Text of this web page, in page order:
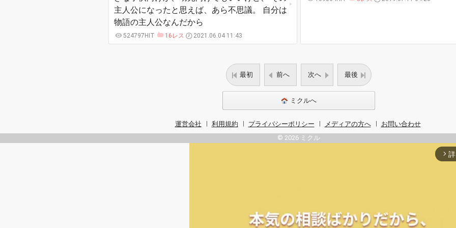
主人公になったと思えば、あら不思議。 自分は
物語の主人公なんだから
524797HIT 16レス 2021.06.04 11:43
最初 前へ 次へ 最後
ミクルへ
運営会社 利用規約 プライバシーポリシー メディアの方へ
お問い合わせ
© 2026 ミクル
arrow_forward_ios